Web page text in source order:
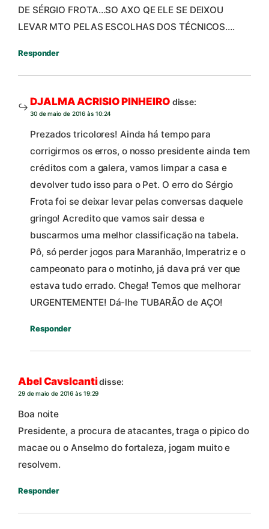
DE SÉRGIO FROTA…SO AXO QE ELE SE DEIXOU
LEVAR MTO PELAS ESCOLHAS DOS TÉCNICOS….
Responder
DJALMA ACRISIO PINHEIRO disse:
30 de maio de 2016 às 10:24
Prezados tricolores! Ainda há tempo para
corrigirmos os erros, o nosso presidente ainda tem
créditos com a galera, vamos limpar a casa e
devolver tudo isso para o Pet. O erro do Sérgio
Frota foi se deixar levar pelas conversas daquele
gringo! Acredito que vamos sair dessa e
buscarmos uma melhor classificação na tabela.
Pô, só perder jogos para Maranhão, Imperatriz e o
campeonato para o motinho, já dava prá ver que
estava tudo errado. Chega! Temos que melhorar
URGENTEMENTE! Dá-lhe TUBARÃO de AÇO!
Responder
Abel Cavslcantidisse:
29 de maio de 2016 às 19:29
Boa noite
Presidente, a procura de atacantes, traga o pipico do
macae ou o Anselmo do fortaleza, jogam muito e
resolvem.
Responder